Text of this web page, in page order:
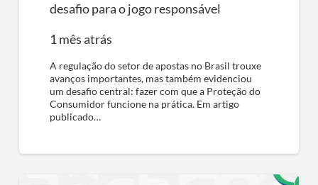
desafio para o jogo responsável
1 mês atrás
A regulação do setor de apostas no Brasil trouxe
avanços importantes, mas também evidenciou
um desafio central: fazer com que a Proteção do
Consumidor funcione na prática. Em artigo
publicado…